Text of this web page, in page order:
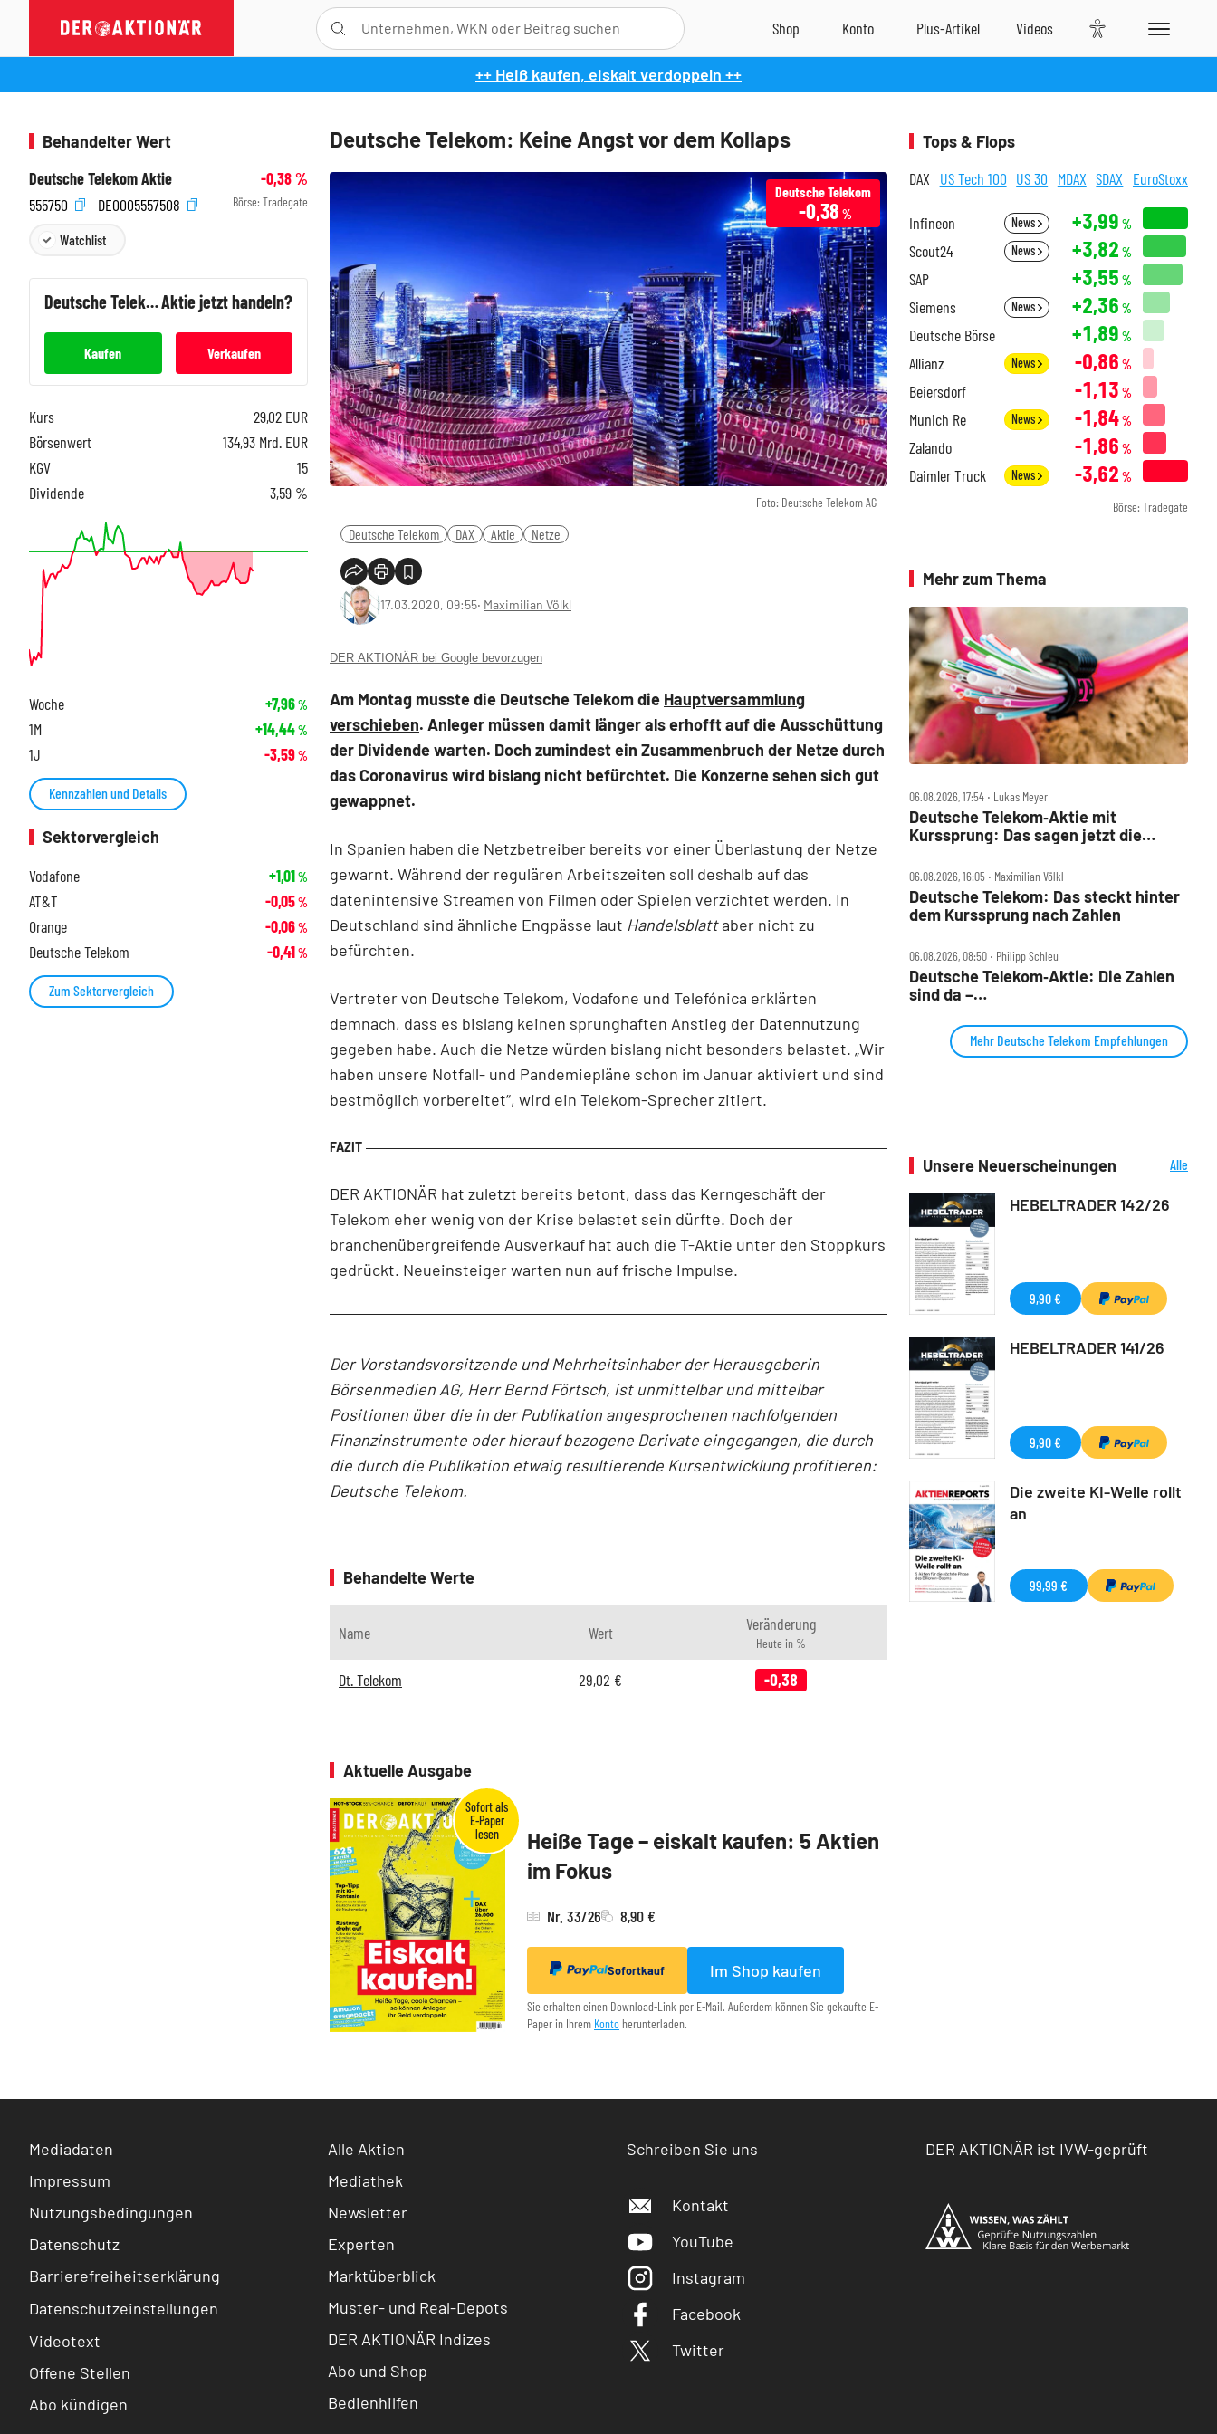
++ Heiß kaufen, eiskalt verdoppeln ++
Deutsche Telekom: Keine Angst vor dem Kollaps
Foto: Deutsche Telekom AG
Deutsche Telekom
-0,38 %
Deutsche Telekom DAX Aktie Netze
17.03.2020, 09:55‧ Maximilian Völkl
DER AKTIONÄR bei Google bevorzugen
Am Montag musste die Deutsche Telekom die Hauptversammlung
verschieben. Anleger müssen damit länger als erhofft auf die Ausschüttung
der Dividende warten. Doch zumindest ein Zusammenbruch der Netze durch
das Coronavirus wird bislang nicht befürchtet. Die Konzerne sehen sich gut
gewappnet.
In Spanien haben die Netzbetreiber bereits vor einer Überlastung der Netze
gewarnt. Während der regulären Arbeitszeiten soll deshalb auf das
datenintensive Streamen von Filmen oder Spielen verzichtet werden. In
Deutschland sind ähnliche Engpässe laut Handelsblattaber nicht zu
befürchten.
Vertreter von Deutsche Telekom, Vodafone und Telefónica erklärten
demnach, dass es bislang keinen sprunghaften Anstieg der Datennutzung
gegeben habe. Auch die Netze würden bislang nicht besonders belastet. „Wir
haben unsere Notfall- und Pandemiepläne schon im Januar aktiviert und sind
bestmöglich vorbereitet“, wird ein Telekom-Sprecher zitiert.
DER AKTIONÄR hat zuletzt bereits betont, dass das Kerngeschäft der
Telekom eher wenig von der Krise belastet sein dürfte. Doch der
branchenübergreifende Ausverkauf hat auch die T-Aktie unter den Stoppkurs
gedrückt. Neueinsteiger warten nun auf frische Impulse.
Der Vorstandsvorsitzende und Mehrheitsinhaber der Herausgeberin
Börsenmedien AG, Herr Bernd Förtsch, ist unmittelbar und mittelbar
Positionen über die in der Publikation angesprochenen nachfolgenden
Finanzinstrumente oder hierauf bezogene Derivate eingegangen, die durch
die durch die Publikation etwaig resultierende Kursentwicklung profitieren:
Deutsche Telekom.
Behandelte Werte
Name Wert Veränderung
Heute in %
Dt. Telekom 29,02 € -0,38
Aktuelle Ausgabe
Heiße Tage – eiskalt kaufen: 5 Aktien
im Fokus
Nr. 33/26 8,90 €
Sofortkauf Im Shop kaufen
Sie erhalten einen Download-Link per E-Mail. Außerdem können Sie gekaufte E-
Paper in Ihrem Konto herunterladen.
Behandelter Wert
Deutsche Telekom Aktie
-0,38%
555750
DE0005557508 Börse: Tradegate
Watchlist
Deutsche TelekomAktie jetzt handeln?
Kaufen Verkaufen
Kurs 29,02 EUR
Börsenwert
134,93 Mrd. EUR
KGV
15
Dividende
3,59 %
Woche +7,96%
1M +14,44%
1J -3,59%
Kennzahlen und Details
Sektorvergleich
Vodafone
+1,01%
AT&T -0,05%
Orange -0,06%
Deutsche Telekom -0,41%
Zum Sektorvergleich
Tops & Flops
DAX US Tech 100 US 30 MDAX SDAX EuroStoxx
Infineon News +3,99 %
Scout24 News +3,82 %
SAP +3,55 %
Siemens News +2,36 %
Deutsche Börse +1,89 %
Allianz News -0,86 %
Beiersdorf -1,13 %
Munich Re News -1,84%
Zalando -1,86 %
Daimler Truck News -3,62 %
Börse: Tradegate
Mehr zum Thema
06.08.2026, 17:54 ‧ Lukas Meyer
Deutsche Telekom‑Aktie mit
Kurssprung: Das sagen jetzt die
06.08.2026, 16:05 ‧ Maximilian Völkl
Deutsche Telekom: Das steckt hinter
dem Kurssprung nach Zahlen
06.08.2026, 08:50 ‧ Philipp Schleu
Deutsche Telekom‑Aktie: Die Zahlen
sind da –
Mehr Deutsche Telekom Empfehlungen
Unsere Neuerscheinungen
Alle
HEBELTRADER 142/26
9,90 €
HEBELTRADER 141/26
9,90 €
Die zweite KI-Welle rollt
an
99,99 €
Mediadaten
Impressum
Nutzungsbedingungen
Datenschutz
Barrierefreiheitserklärung
Datenschutzeinstellungen
Videotext
Offene Stellen
Abo kündigen
Alle Aktien
Mediathek
Newsletter
Experten
Marktüberblick
Muster- und Real-Depots
DER AKTIONÄR Indizes
Abo und Shop
Bedienhilfen
Schreiben Sie uns
Kontakt
YouTube
Instagram
Facebook
Twitter
DER AKTIONÄR ist IVW-geprüft